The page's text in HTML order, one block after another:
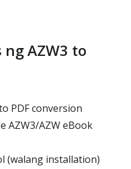
ng AZW3 to
PDF conversion
AZW3/AZW eBook
(walang installation)